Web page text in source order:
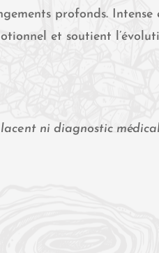
profonds.
et soutient
ni diagnostic